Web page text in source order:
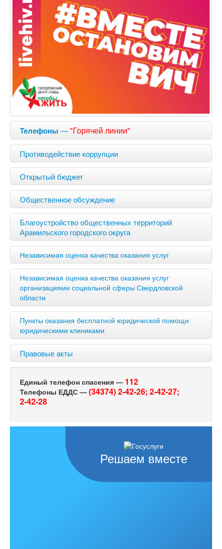
Телефоны —"Горячей линии"
Противодействие коррупции
Открытый бюджет
Общественное обсуждение
Благоустройство общественных территорий
Арамильского городского округа
Независимая оценка качества оказания услуг
Независимая оценка качества оказания услуг
организациями социальной сферы Свердловской
области
Пункты оказания бесплатной юридической помощи
юридическими клиниками
Правовые акты
Единый телефон спасения — 112
Телефоны ЕДДС — (34374) 2-42-26; 2-42-27;
2-42-28
Решаем вместе